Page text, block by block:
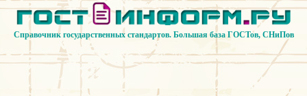
Справочник государственных стандартов. Большая база ГОСТов, СНиПов